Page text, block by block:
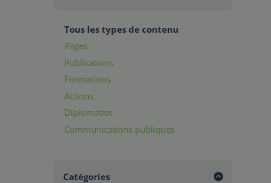
Tous les types de contenu
Pages
Publications
Formations
Actions
Diplomaties
Communications publiques
Catégories